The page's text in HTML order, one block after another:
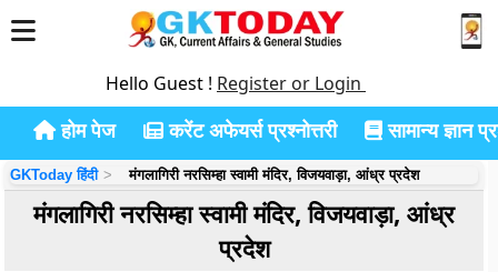
Hello Guest ! Register or Login
होम पेज करेंट अफेयर्स प्रश्नोत्तरी सामान्य ज्ञान
GKToday हिंदी मंगलागिरी नरसिम्हा स्वामी मंदिर, विजयवाड़ा, आंध्र प्रदेश
मंगलागिरी नरसिम्हा स्वामी मंदिर, विजयवाड़ा, आंध्र
प्रदेश